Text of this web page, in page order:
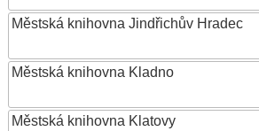
Městská knihovna Jindřichův Hradec
Městská knihovna Kladno
Městská knihovna Klatovy